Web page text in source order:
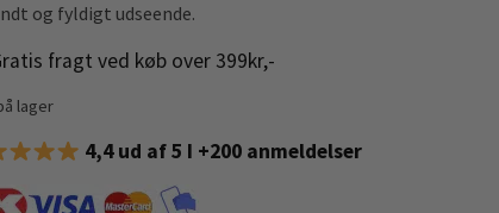
og fyldigt udseende.
fragt ved køb over 399kr,-
lager
4,4 ud af 5 I +200 anmeldelser